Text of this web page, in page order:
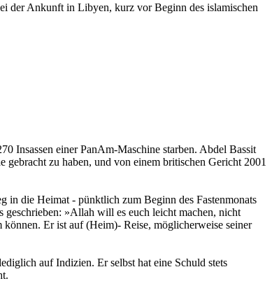
der Ankunft in Libyen, kurz vor Beginn des islamischen
Insassen einer PanAm-Maschine starben. Abdel Bassit
zu haben, und von einem britischen Gericht 2001
in die Heimat - pünktlich zum Beginn des Fastenmonats
geschrieben: »Allah will es euch leicht machen, nicht
Er ist auf (Heim)- Reise, möglicherweise seiner
auf Indizien. Er selbst hat eine Schuld stets